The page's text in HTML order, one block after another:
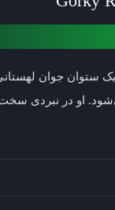
یک ستوان جوان
او در نبردی